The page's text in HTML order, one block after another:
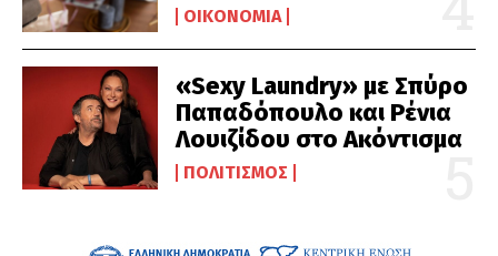
ΟΙΚΟΝΟΜΊΑ
«Sexy Laundry» με Σπύρο
Παπαδόπουλο και Ρένια
Λουιζίδου στο Ακόντισμα
ΠΟΛΙΤΙΣΜΌΣ